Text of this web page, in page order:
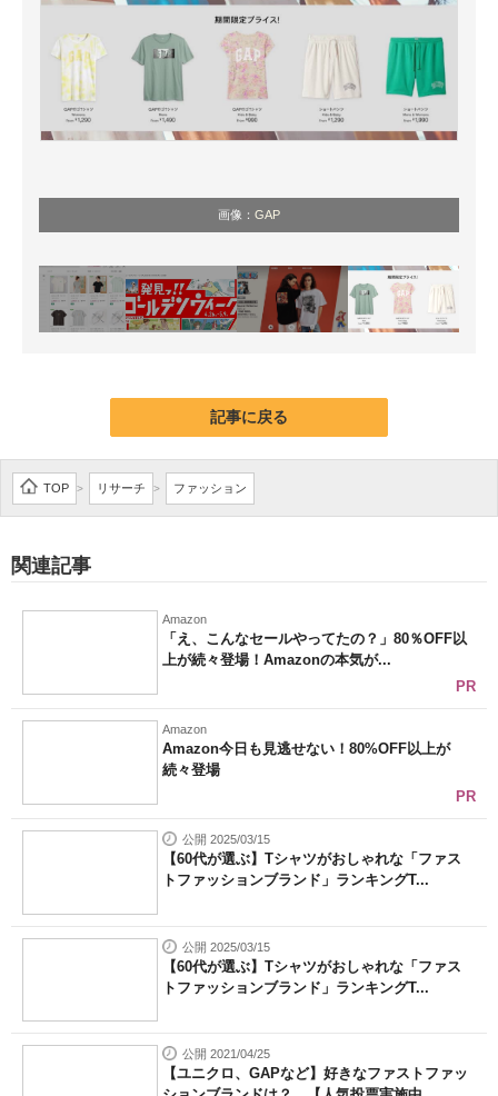
画像： GAP
記事に戻る
TOP > リサーチ > ファッション
関連記事
Amazon
「え、こんなセールやってたの？」80％OFF以
上が続々登場！Amazonの本気が...
PR
Amazon
Amazon今日も見逃せない！80%OFF以上が
続々登場
PR
公開 2025/03/15
【60代が選ぶ】Tシャツがおしゃれな「ファス
トファッションブランド」ランキングT...
公開 2025/03/15
【60代が選ぶ】Tシャツがおしゃれな「ファス
トファッションブランド」ランキングT...
公開 2021/04/25
【ユニクロ、GAPなど】好きなファストファッ